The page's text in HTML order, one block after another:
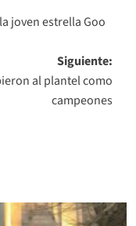
joven estrella Goo
Siguiente:
al plantel como
campeones